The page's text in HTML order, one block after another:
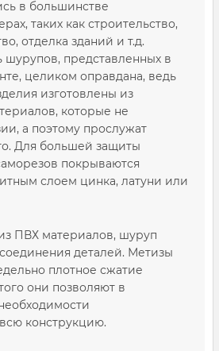
в большинстве
таких как строительство,
отделка зданий и т.д.
шурупов, представленных в
целиком оправдана, ведь
изготовлены из
которые не
а поэтому прослужат
Для большей защиты
покрываются
слоем цинка, латуни или
ПВХ материалов, шуруп
деталей. Метизы
плотное сжатие
они позволяют в
конструкцию.